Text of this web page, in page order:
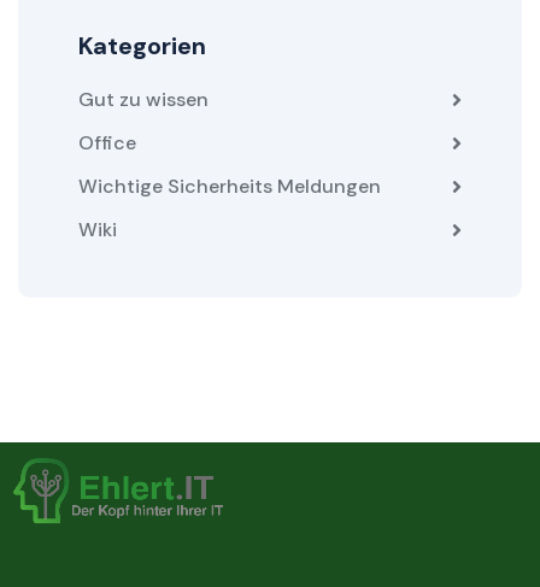
Kategorien
Gut zu wissen
Office
Wichtige Sicherheits Meldungen
Wiki